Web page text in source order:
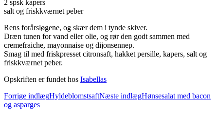
2 spsk kapers
salt og friskkværnet peber
Rens forårsløgene, og skær dem i tynde skiver.
Dræn tunen for vand eller olie, og rør den godt sammen med
cremefraiche, mayonnaise og dijonsennep.
Smag til med friskpresset citronsaft, hakket persille, kapers, salt og
friskkværnet peber.
Opskriften er fundet hos Isabellas
Indlægsnavigation
Forrige indlægHyldeblomstsaftNæste indlægHønsesalat med bacon
og asparges